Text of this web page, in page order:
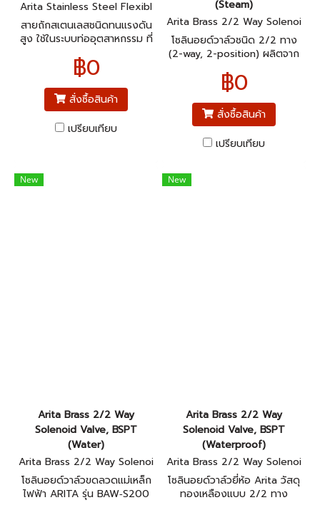
Arita Stainless Steel Flexibl
e Hose, JIS 10K
สายถักสเตนเลสชนิดทนแรงดัน
สูง ใช้ในระบบท่ออุตสาหกรรม ที่
ตัวของท่อ ซึ่งมาตรฐานหน้า
แปลนเป็น JIS 10K
฿0
สั่งซื้อสินค้า
เปรียบเทียบ
(Steam)
Arita Brass 2/2 Way Solenoi
d Valve BSPT (Steam)
โซลินอยด์วาล์วชนิด 2/2 ทาง
(2-way, 2-position) ผลิตจาก
น้ำ (Steam) และมีเกลียวแบบ
BSPT (British Standard Pipe
Tapered)
฿0
สั่งซื้อสินค้า
เปรียบเทียบ
New
Arita Brass 2/2 Way
Solenoid Valve, BSPT
(Water)
Arita Brass 2/2 Way Solenoi
d Valve, BSPT (Water)
โซลินอยด์วาล์วขดลวดแม่เหล็ก
ไฟฟ้า ARITA รุ่น BAW‑S200
New
Arita Brass 2/2 Way
Solenoid Valve, BSPT
(Waterproof)
Arita Brass 2/2 Way Solenoi
d Valve, BSPT (Waterproof)
โซลินอยด์วาล์วยี่ห้อ Arita วัสดุ
ทองเหลืองแบบ 2/2 ทาง